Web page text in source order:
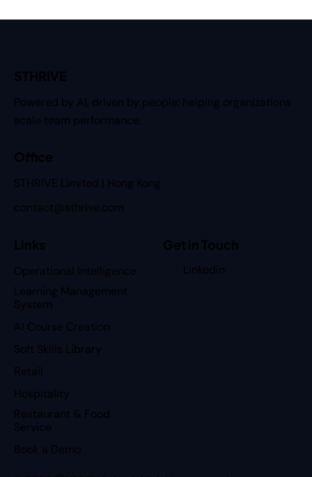
STHRIVE
Powered by AI, driven by people: helping organizations
scale team performance.
Office
STHRIVE Limited | Hong Kong
contact@sthrive.com
Links
Operational Intelligence
Learning Management
System
AI Course Creation
Soft Skills Library
Retail
Hospitality
Restaurant & Food
Service
Book a Demo
Get in Touch
Linkedin